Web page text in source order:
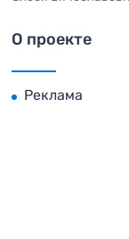
О проекте
Реклама